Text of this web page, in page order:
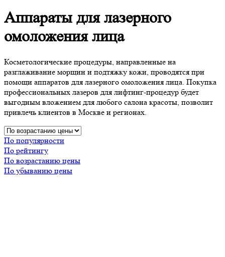
Аппараты для лазерного
омоложения лица
Косметологические процедуры, направленные на
разглаживание морщин и подтяжку кожи, проводятся при
помощи аппаратов для лазерного омоложения лица. Покупка
профессиональных лазеров для лифтинг-процедур будет
выгодным вложением для любого салона красоты, позволит
привлечь клиентов в Москве и регионах.
По популярности
По рейтингу
По возрастанию цены
По убыванию цены